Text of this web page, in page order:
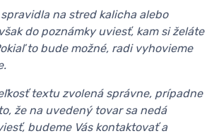
na stred kalicha alebo
do poznámky uviesť, kam si želáte
to bude možné, radi vyhovieme
textu zvolená správne, prípadne
že na uvedený tovar sa nedá
budeme Vás kontaktovať a